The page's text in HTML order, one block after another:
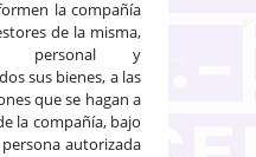
la compañía
de la misma,
personal y
sus bienes, a las
que se hagan a
la compañía, bajo
autorizada